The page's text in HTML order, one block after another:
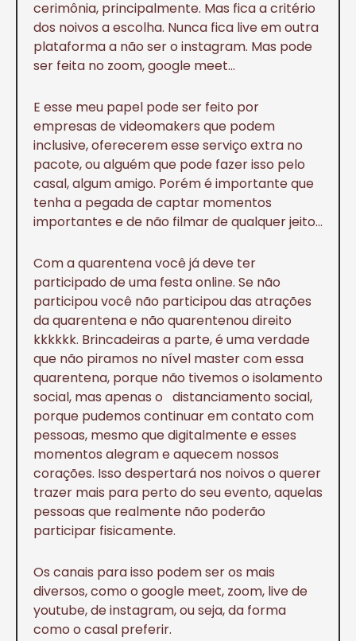
cerimônia, principalmente. Mas fica a critério
dos noivos a escolha. Nunca fica live em outra
plataforma a não ser o instagram. Mas pode
ser feita no zoom, google meet…
E esse meu papel pode ser feito por
empresas de videomakers que podem
inclusive, oferecerem esse serviço extra no
pacote, ou alguém que pode fazer isso pelo
casal, algum amigo. Porém é importante que
tenha a pegada de captar momentos
importantes e de não filmar de qualquer jeito…
Com a quarentena você já deve ter
participado de uma festa online. Se não
participou você não participou das atrações
da quarentena e não quarentenou direito
kkkkkk. Brincadeiras a parte, é uma verdade
que não piramos no nível master com essa
quarentena, porque não tivemos o isolamento
social, mas apenas o distanciamento social,
porque pudemos continuar em contato com
pessoas, mesmo que digitalmente e esses
momentos alegram e aquecem nossos
corações. Isso despertará nos noivos o querer
trazer mais para perto do seu evento, aquelas
pessoas que realmente não poderão
participar fisicamente.
Os canais para isso podem ser os mais
diversos, como o google meet, zoom, live de
youtube, de instagram, ou seja, da forma
como o casal preferir.